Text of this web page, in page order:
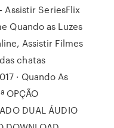
Assistir SeriesFlix
Quando as Luzes
Assistir Filmes
chatas
· Quando As
OPÇÃO
DUAL ÁUDIO